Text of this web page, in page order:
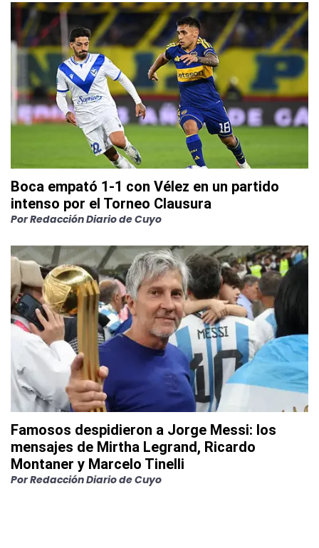
Boca empató 1-1 con Vélez en un partido
intenso por el Torneo Clausura
PorRedacción Diario de Cuyo
Famosos despidieron a Jorge Messi: los
mensajes de Mirtha Legrand, Ricardo
Montaner y Marcelo Tinelli
PorRedacción Diario de Cuyo